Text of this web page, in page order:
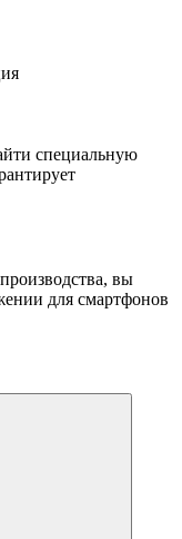
специальную
вы
для смартфонов